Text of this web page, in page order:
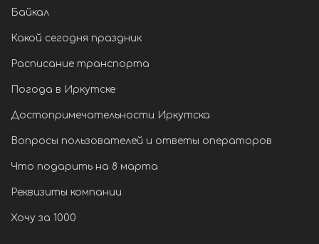
Байкал
Какой сегодня праздник
Расписание транспорта
Погода в Иркутске
Достопримечательности Иркутска
Вопросы пользователей и ответы операторов
Что подарить на 8 марта
Реквизиты компании
Хочу за 1000